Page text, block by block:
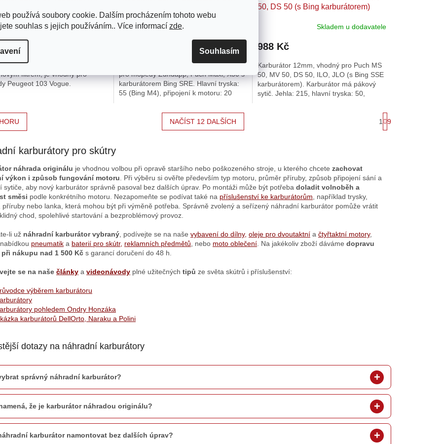
používá soubory cookie. Dalším procházením tohoto webu
souhlas s jejich používáním.. Více informací zde.
Souhlasím
Skladem u dodavatele
karburátor 12mm se
filtrem, je vhodný pro
Peugeot 103 Vogue.
Skladem u dodavatele
Náhradní karburátor 12mm je vhodný
pro mopedy Zundapp, Puch Maxi, X30 s
karburátorem Bing SRE. Hlavní tryska:
55 (Bing M4), připojení k motoru: 20
50, DS 50 (s Bing karburátorem)
Skladem u dodavatele
988 Kč
Karburátor 12mm, vhodný pro Puch MS
50, MV 50, DS 50, ILO, JLO (s Bing SSE
karburátorem). Karburátor má pákový
sytič. Jehla: 215, hlavní tryska: 50,
NAČÍST 12 DALŠÍCH
t
r
1 9
karburátory pro skútry
náhrada originálu je vhodnou volbou při opravě staršího nebo poškozeného stroje, u kterého chcete zachovat
výkon i způsob fungování motoru . Při výběru si ověřte především typ motoru, průměr příruby, způsob připojení sání a
sytiče, aby nový karburátor správně pasoval bez dalších úprav. Po montáži může být potřeba doladit volnoběh a
směsi podle konkrétního motoru. Nezapomeňte se podívat také na příslušenství ke karburátorům , například trysky,
příruby nebo lanka, která mohou být při výměně potřeba. Správně zvolený a seřízený náhradní karburátor pomůže vrátit
chod, spolehlivé startování a bezproblémový provoz.
li už náhradní karburátor vybraný , podívejte se na naše vybavení do dílny, oleje pro dvoutaktní a čtyřtaktní motory,
pneumatik a baterií pro skútr, reklamních předmětů , nebo moto oblečení . Na jakékoliv zboží dáváme dopravu
při nákupu nad 1 500 Kč s garancí doručení do 48 h.
se na naše články a videonávody plné užitečných tipů ze světa skútrů i příslušenství:
výběrem karburátoru
pohledem Ondry Honzáka
karburátorů DellOrto, Naraku a Polini
dotazy na náhradní karburátory
správný náhradní karburátor?
že je karburátor náhradou originálu?
karburátor namontovat bez dalších úprav?